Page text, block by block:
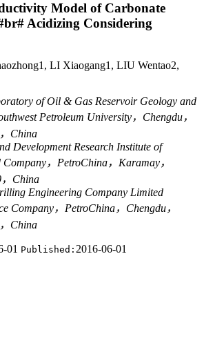
Model of Carbonate
Acidizing Considering
LI Xiaogang1, LIU Wentao2,
of Oil & Gas Reservoir Geology and
Petroleum University，Chengdu，
China
Development Research Institute of
，PetroChina，Karamay，
China
Engineering Company Limited
Company，PetroChina，Chengdu，
China
01 Published: 2016-06-01